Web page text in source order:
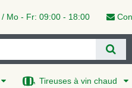
Mo - Fr: 09:00 - 18:00
Tireuses à vin chaud